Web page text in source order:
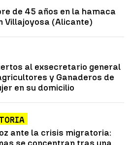
de 45 años en la hamaca
Villajoyosa (Alicante)
al exsecretario general
y Ganaderos de
en su domicilio
ante la crisis migratoria: